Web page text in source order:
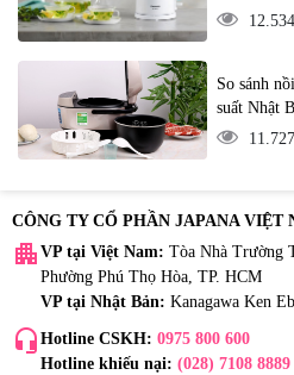
12.534
So sánh
suất Nhật
11.727
CÔNG TY CỔ PHẦN JAPANA VIỆT
apartment VP tại Việt Nam: Tòa Nhà Trường
Phường Phú Thọ Hòa, TP. HCM
VP tại Nhật Bản: Kanagawa Ken
headset_mic Hotline CSKH: 0975 800 600
Hotline khiếu nại: (028) 7108 8889